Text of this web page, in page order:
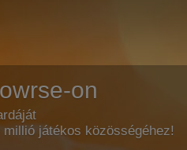
on
játékos közösségéhez!